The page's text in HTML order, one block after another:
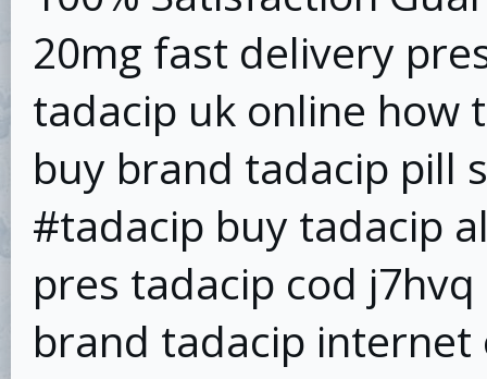
20mg fast delivery
tadacip uk online how
buy brand tadacip pill
#tadacip buy tadacip
pres tadacip cod
brand tadacip